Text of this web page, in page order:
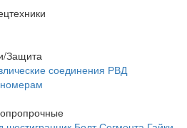
Защита
соединения РВД